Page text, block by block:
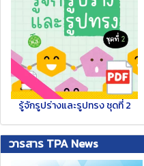
รู้จักรูปร่างและรูปทรง ชุดที่ 2
วารสาร TPA News